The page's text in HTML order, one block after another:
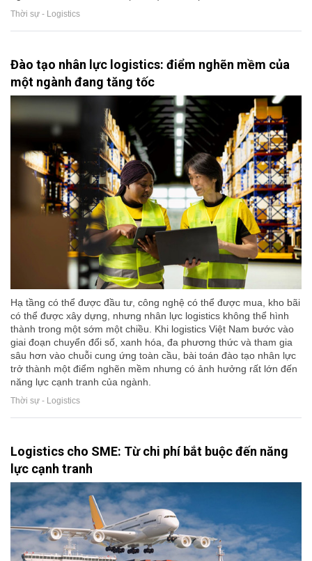
Thời sự - Logistics
Đào tạo nhân lực logistics: điểm nghẽn mềm của
một ngành đang tăng tốc
Hạ tầng có thể được đầu tư, công nghệ có thể được mua, kho bãi
có thể được xây dựng, nhưng nhân lực logistics không thể hình
thành trong một sớm một chiều. Khi logistics Việt Nam bước vào
giai đoạn chuyển đổi số, xanh hóa, đa phương thức và tham gia
sâu hơn vào chuỗi cung ứng toàn cầu, bài toán đào tạo nhân lực
trở thành một điểm nghẽn mềm nhưng có ảnh hưởng rất lớn đến
năng lực cạnh tranh của ngành.
Thời sự - Logistics
Logistics cho SME: Từ chi phí bắt buộc đến năng
lực cạnh tranh